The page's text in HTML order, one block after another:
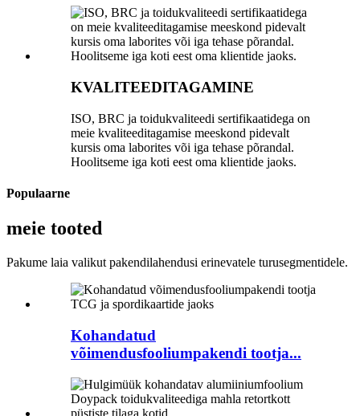
KVALITEEDITAGAMINE
ISO, BRC ja toidukvaliteedi sertifikaatidega on
meie kvaliteeditagamise meeskond pidevalt
kursis oma laborites või iga tehase põrandal.
Hoolitseme iga koti eest oma klientide jaoks.
Populaarne
meie tooted
Pakume laia valikut pakendilahendusi erinevatele turusegmentidele.
Kohandatud
võimendusfooliumpakendi tootja...